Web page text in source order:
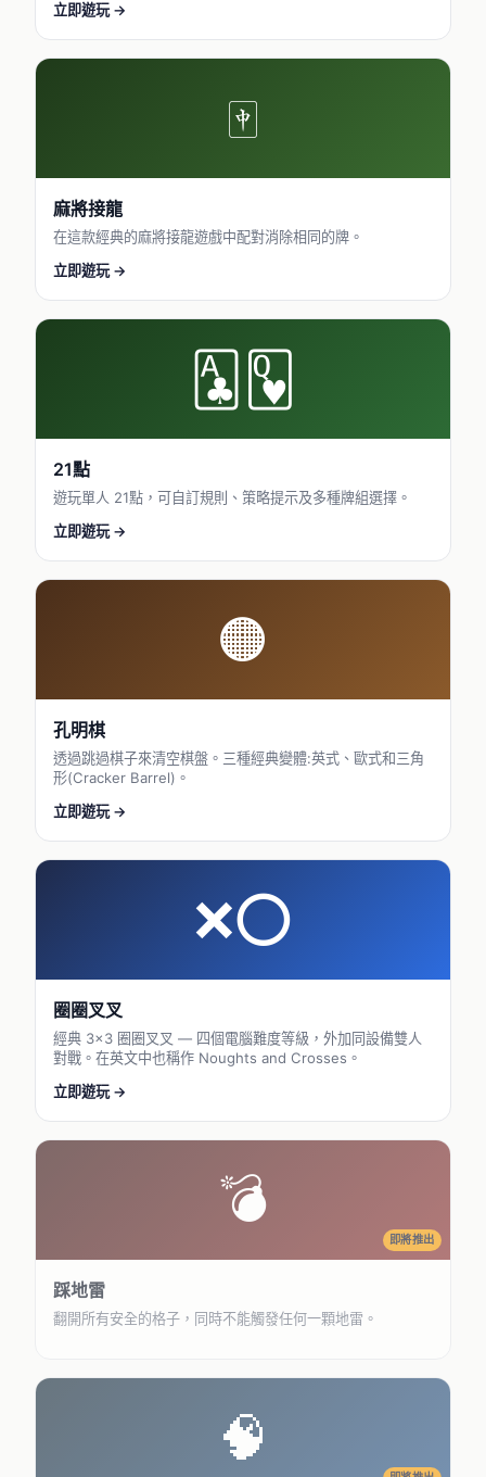
立即遊玩 →
🀄
麻將接龍
在這款經典的麻將接龍遊戲中配對消除相同的牌。
立即遊玩 →
🃑🂽
21點
遊玩單人 21點，可自訂規則、策略提示及多種牌組選擇。
立即遊玩 →
🟠
孔明棋
透過跳過棋子來清空棋盤。三種經典變體:英式、歐式和三角
形(Cracker Barrel)。
立即遊玩 →
❌⭕
圈圈叉叉
經典 3×3 圈圈叉叉 — 四個電腦難度等級，外加同設備雙人
對戰。在英文中也稱作 Noughts and Crosses。
立即遊玩 →
💣
即將推出
踩地雷
翻開所有安全的格子，同時不能觸發任何一顆地雷。
🧠